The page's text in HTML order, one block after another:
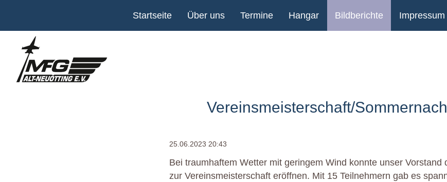
überspringen
Startseite Über uns Termine Hangar Bildberichte Impressum
Vereinsmeisterschaft/
25.06.2023 20:43
Bei traumhaftem Wetter mit geringem Wind konnte unser Vorstand
zur Vereinsmeisterschaft eröffnen. Mit 15 Teilnehmern gab es